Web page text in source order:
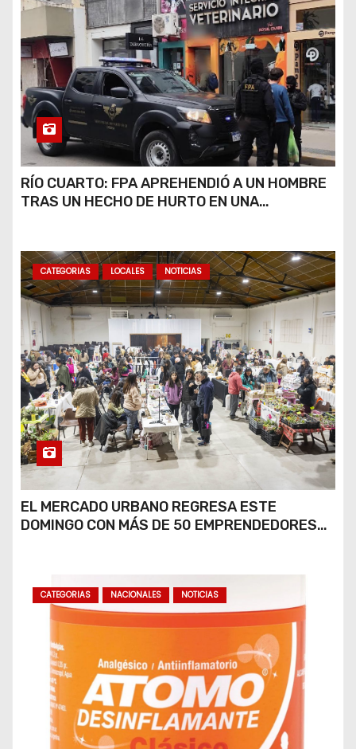
RÍO CUARTO: FPA APREHENDIÓ A UN HOMBRE
TRAS UN HECHO DE HURTO EN UNA
CATEGORIAS LOCALES NOTICIAS
EL MERCADO URBANO REGRESA ESTE
DOMINGO CON MÁS DE 50 EMPRENDEDORES
CATEGORIAS NACIONALES NOTICIAS